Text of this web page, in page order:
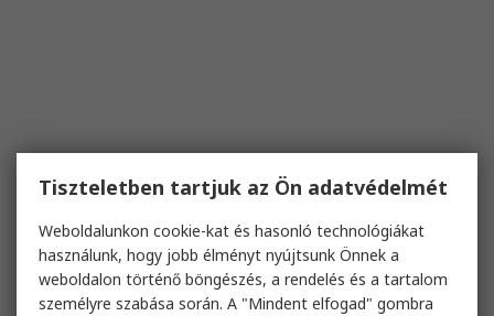
Tiszteletben tartjuk az Ön adatvédelmét
Weboldalunkon cookie-kat és hasonló technológiákat
használunk, hogy jobb élményt nyújtsunk Önnek a
weboldalon történő böngészés, a rendelés és a tartalom
személyre szabása során. A "Mindent elfogad" gombra